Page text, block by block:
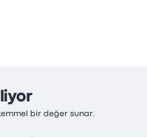
bir değer sunar.